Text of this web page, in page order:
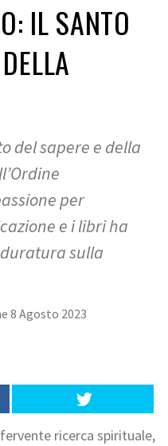
IL SANTO
del sapere e della
per
e i libri ha
sulla
8 Agosto 2023
ricerca spirituale,